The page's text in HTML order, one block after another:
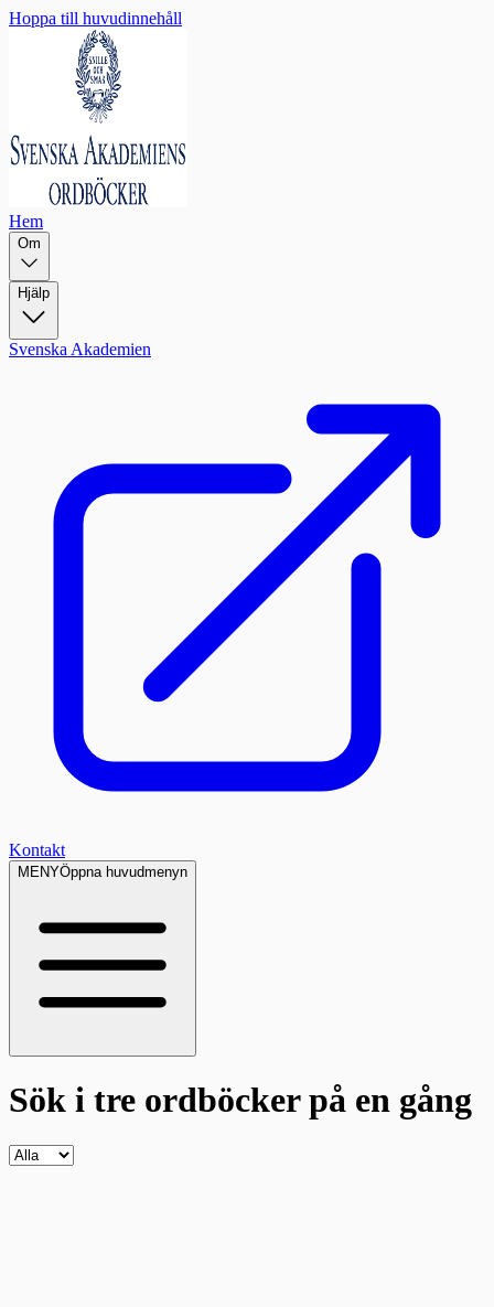
Hoppa till huvudinnehåll
Hem
Om
Hjälp
Svenska Akademien
Kontakt
MENYÖppna huvudmenyn
Sök i tre ordböckerpå en gång